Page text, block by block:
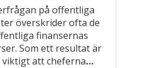
på offentliga
överskrider ofta de
finansernas
Som ett resultat är
viktigt att cheferna…